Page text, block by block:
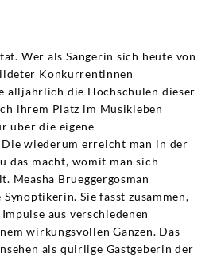
Wer als Sängerin sich heute von
Konkurrentinnen
alljährlich die Hochschulen dieser
ihrem Platz im Musikleben
über die eigene
wiederum erreicht man in der
das macht, womit man sich
Measha Brueggergosman
Sie fasst zusammen,
aus verschiedenen
wirkungsvollen Ganzen. Das
als quirlige Gastgeberin der